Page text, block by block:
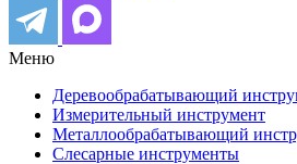
Меню
Деревообрабатывающий
Измерительный инструмент
Металлообрабатывающий
Слесарные инструменты